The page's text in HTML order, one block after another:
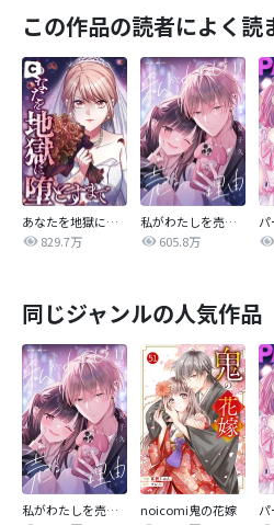
この作品の読者によく読
あなたを地獄に堕とすまで
829.7万
私がわたしを売る理由
605.8万
同じジャンルの人気作品
私がわたしを売る理由
noicomi鬼の花嫁